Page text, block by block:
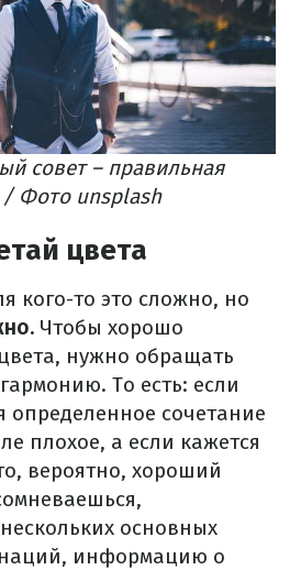
совет – правильная
Фото unsplash
цвета
кого-то это сложно, но
Чтобы хорошо
нужно обращать
То есть: если
определенное сочетание
плохое, а если кажется
вероятно, хороший
основных
информацию о